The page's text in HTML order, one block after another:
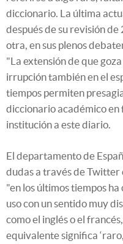
diccionario. La última
después de su revisión
otra, en sus plenos
"La extensión de que
irrupción también en el
tiempos permiten
diccionario académico
institución a este diario.
El departamento de
dudas a través de Twitter
"en los últimos tiempos
uso con un sentido muy
como el inglés o el
equivalente significa